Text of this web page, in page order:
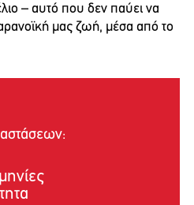
– αυτό που δεν παύει να
μας ζωή, μέσα από το